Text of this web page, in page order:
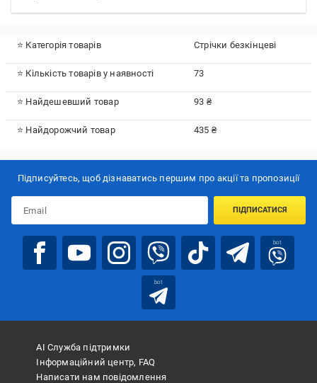
⭐ Категорія товарів Стрічки безкінцеві
⭐ Кількість товарів у наявності 73
⭐ Найдешевший товар 93 ₴
⭐ Найдорожчий товар 435 ₴
Підписуйтесь, щоб дізнаватись першим про акції та пропозиції
ПІДПИСАТИСЯ
bot
bot
АІ Служба підтримки
Інформаційний центр, FAQ
Написати нам повідомлення